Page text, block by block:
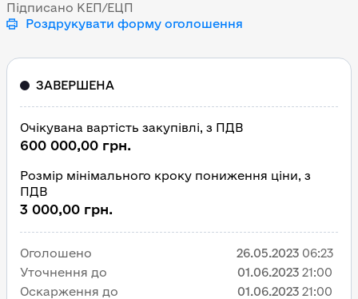
Підписано КЕП/ЕЦП
Роздрукувати форму оголошення
ЗАВЕРШЕНА
Очікувана вартість закупівлі, з ПДВ
600 000,00 грн.
Розмір мінімального кроку пониження ціни, з
ПДВ
3 000,00 грн.
Оголошено 26.05.2023 06:23
Уточнення до
01.06.2023 21:00
Оскарження до
01.06.2023 21:00